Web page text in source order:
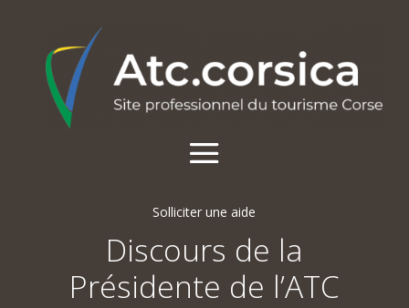
Solliciter une aide
Discours de la
Présidente de l’ATC